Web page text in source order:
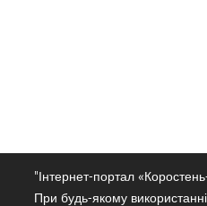
"Інтернет-портал
При будь-якому